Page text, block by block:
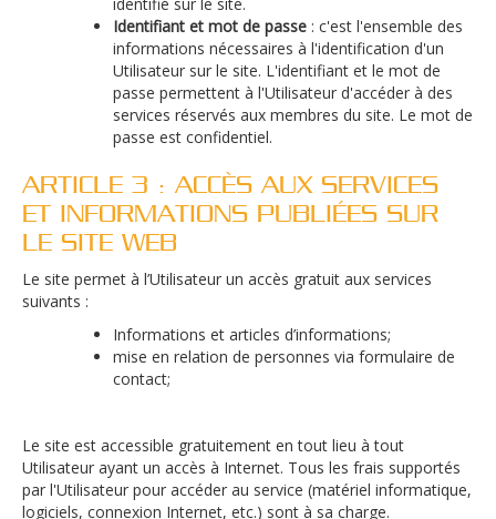
Identifiant et mot de passe : c'est l'ensemble des
informations nécessaires à l'identification d'un
Utilisateur sur le site. L'identifiant et le mot de
passe permettent à l'Utilisateur d'accéder à des
services réservés aux membres du site. Le mot de
passe est confidentiel.
ARTICLE 3 : ACCÈS AUX SERVICES
ET INFORMATIONS PUBLIÉES SUR
LE SITE WEB
Le site permet à l’Utilisateur un accès gratuit aux services
suivants :
Informations et articles d’informations;
mise en relation de personnes via formulaire de
contact;
Le site est accessible gratuitement en tout lieu à tout
Utilisateur ayant un accès à Internet. Tous les frais supportés
par l'Utilisateur pour accéder au service (matériel informatique,
logiciels, connexion Internet, etc.) sont à sa charge.